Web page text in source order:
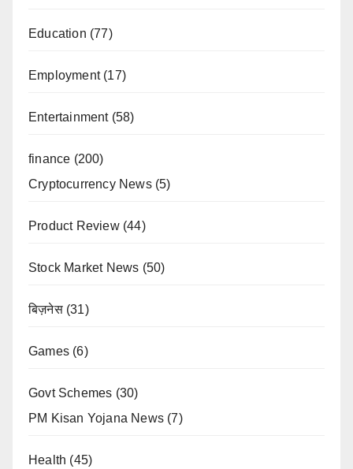
Education (77)
Employment(17)
Entertainment(58)
finance (200)
Cryptocurrency News(5)
Product Review(44)
Stock Market News (50)
बिज़नेस(31)
Games (6)
Govt Schemes (30)
PM Kisan Yojana News (7)
Health (45)